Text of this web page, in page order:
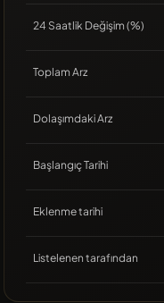
24 Saatlik Değişim (%)
Toplam Arz
Dolaşımdaki Arz
Başlangıç Tarihi
Eklenme tarihi
Listelenen tarafından